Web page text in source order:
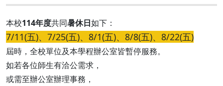
本校114年度共同暑休日如下：
7/11(五)、7/25(五)、8/1(五)、8/8(五)、8/22(五)
屆時，全校單位及本學程辦公室皆暫停服務。
如若各位師生有洽公需求，
或需至辦公室辦理事務，